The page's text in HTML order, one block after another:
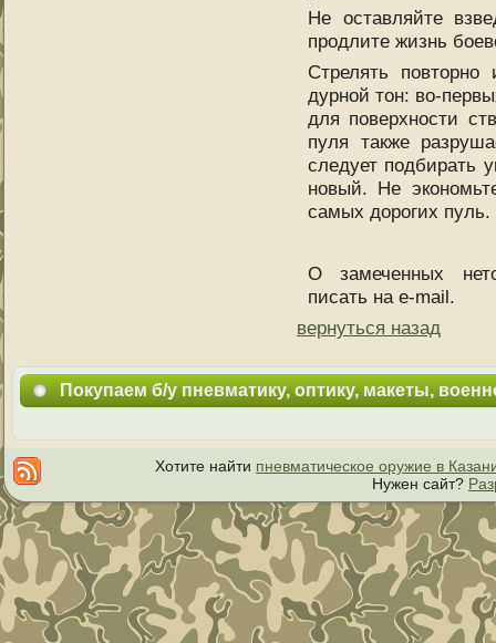
Не оставляйте
продлите жизнь
Стрелять
дурной тон: во-
для поверхности
пуля также
следует подбирать
новый. Не
самых дорогих пуль.
О замеченных
писать на e-mail.
вернуться назад
Покупаем б/у пневматику, оптику, макеты,
Хотите найти пневматическое оружие в
Нужен сайт?